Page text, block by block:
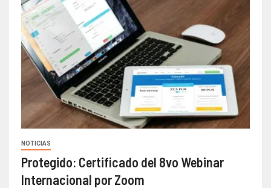
NOTICIAS
Protegido: Certificado del 8vo Webinar
Internacional por Zoom